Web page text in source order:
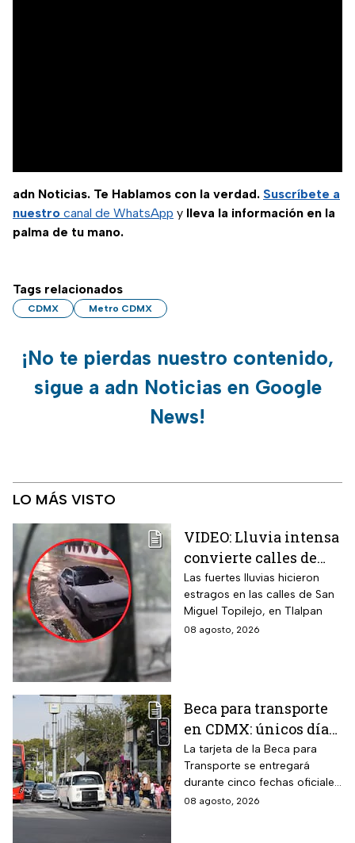
adn Noticias. Te Hablamos con la verdad. Suscríbete a
nuestro canal de WhatsApp y lleva la información en la
palma de tu mano.
Tags relacionados
CDMX Metro CDMX
¡No te pierdas nuestro contenido,
sigue a adn Noticias en Google
News!
LO MÁS VISTO
VIDEO: Lluvia intensa
convierte calles de
Tlalpan en ríos
Las fuertes lluvias hicieron
estragos en las calles de San
Miguel Topilejo, en Tlalpan
08 agosto, 2026
Beca para transporte
en CDMX: únicos días
para recoger la tarjeta
si te atrasaste
La tarjeta de la Beca para
Transporte se entregará
durante cinco fechas oficiales
en la CDMX; estos son los
08 agosto, 2026